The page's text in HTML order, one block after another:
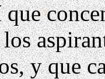
y que